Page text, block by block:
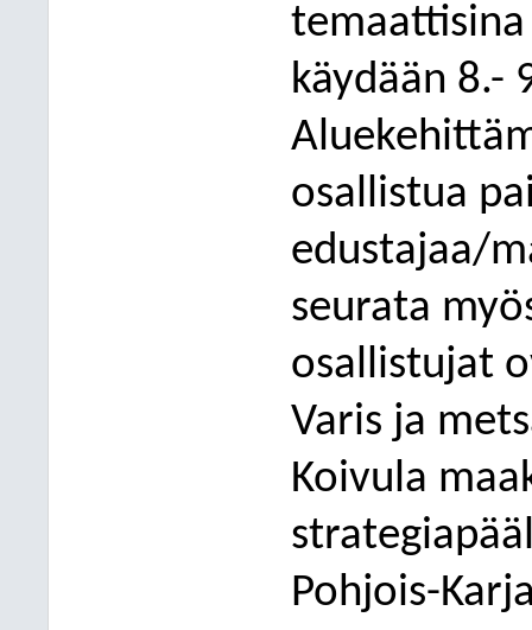
temaattisina
käydään 8.-
osallistua
edustajaa/
seurata
osallistujat
Varis ja
Koivula
Pohjois-